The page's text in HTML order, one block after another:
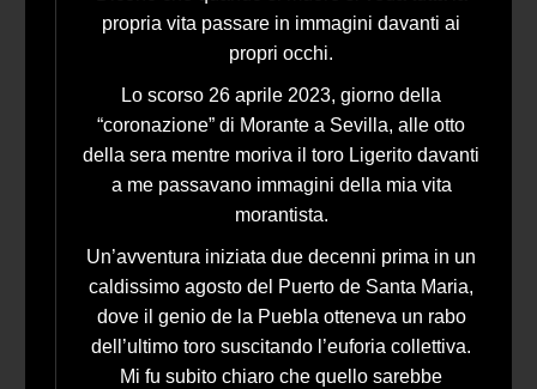
propria vita passare in immagini davanti ai
propri occhi.
Lo scorso 26 aprile 2023, giorno della
“coronazione” di Morante a Sevilla, alle otto
della sera mentre moriva il toro Ligerito davanti
a me passavano immagini della mia vita
morantista.
Un’avventura iniziata due decenni prima in un
caldissimo agosto del Puerto de Santa Maria,
dove il genio de la Puebla otteneva un rabo
dell’ultimo toro suscitando l’euforia collettiva.
Mi fu subito chiaro che quello sarebbe